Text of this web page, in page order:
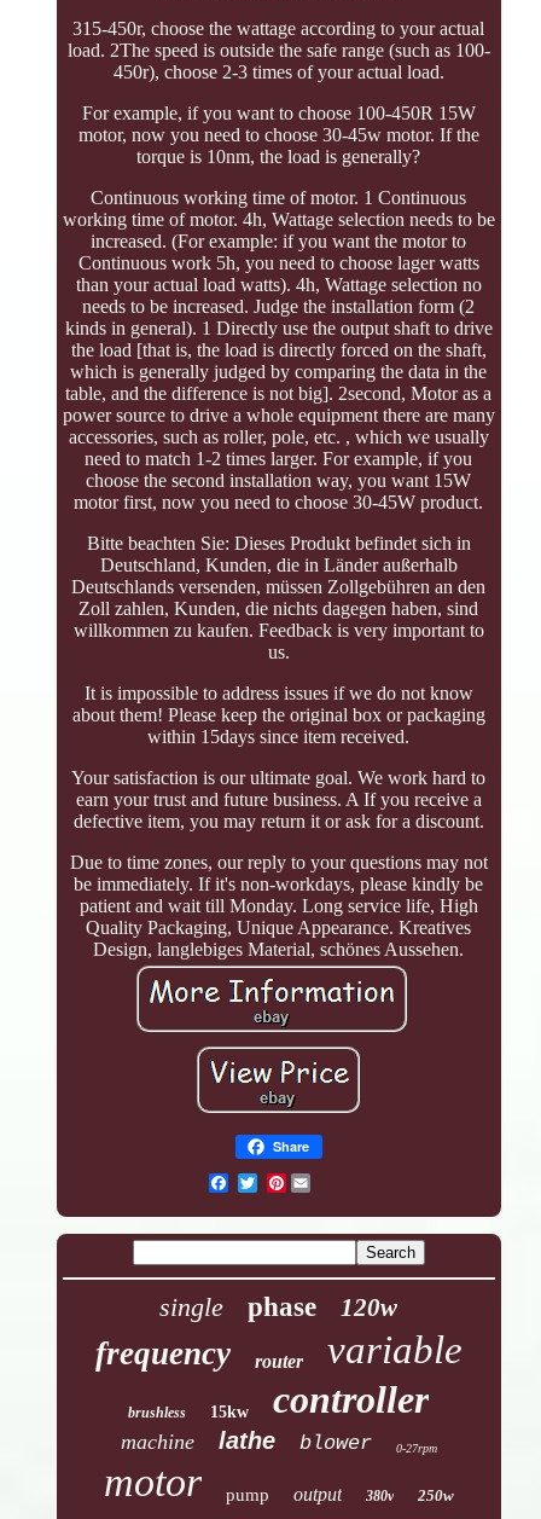
315-450r, choose the wattage according to your actual
load. 2The speed is outside the safe range (such as 100-
450r), choose 2-3 times of your actual load.
For example, if you want to choose 100-450R 15W
motor, now you need to choose 30-45w motor. If the
torque is 10nm, the load is generally?
Continuous working time of motor. 1 Continuous
working time of motor. 4h, Wattage selection needs to be
increased. (For example: if you want the motor to
Continuous work 5h, you need to choose lager watts
than your actual load watts). 4h, Wattage selection no
needs to be increased. Judge the installation form (2
kinds in general). 1 Directly use the output shaft to drive
the load [that is, the load is directly forced on the shaft,
which is generally judged by comparing the data in the
table, and the difference is not big]. 2second, Motor as a
power source to drive a whole equipment there are many
accessories, such as roller, pole, etc. , which we usually
need to match 1-2 times larger. For example, if you
choose the second installation way, you want 15W
motor first, now you need to choose 30-45W product.
Bitte beachten Sie: Dieses Produkt befindet sich in
Deutschland, Kunden, die in Länder außerhalb
Deutschlands versenden, müssen Zollgebühren an den
Zoll zahlen, Kunden, die nichts dagegen haben, sind
willkommen zu kaufen. Feedback is very important to
us.
It is impossible to address issues if we do not know
about them! Please keep the original box or packaging
within 15days since item received.
Your satisfaction is our ultimate goal. We work hard to
earn your trust and future business. A If you receive a
defective item, you may return it or ask for a discount.
Due to time zones, our reply to your questions may not
be immediately. If it's non-workdays, please kindly be
patient and wait till Monday. Long service life, High
Quality Packaging, Unique Appearance. Kreatives
Design, langlebiges Material, schönes Aussehen.
Share
Pinterest
single phase 120w
frequency router variable
brushless 15kw controller
machine lathe blower 0-27rpm
motor pump output 380v 250w